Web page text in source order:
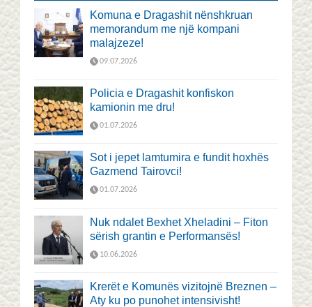
Komuna e Dragashit nënshkruan
memorandum me një kompani
malajzeze!
09.07.2026
Policia e Dragashit konfiskon
kamionin me dru!
01.07.2026
Sot i jepet lamtumira e fundit hoxhës
Gazmend Tairovci!
01.07.2026
Nuk ndalet Bexhet Xheladini – Fiton
sërish grantin e Performansës!
10.06.2026
Krerët e Komunës vizitojnë Breznen –
Aty ku po punohet intensivisht!